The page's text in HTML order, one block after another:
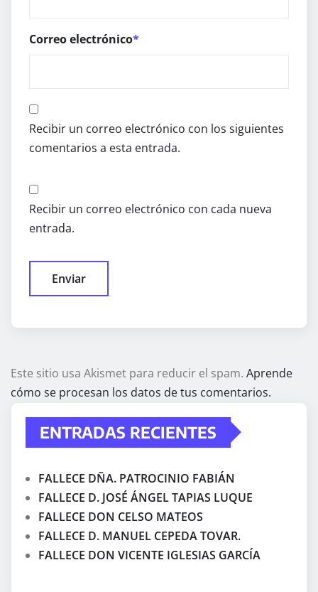
Correo electrónico*
Recibir un correo electrónico con los siguientes
comentarios a esta entrada.
Recibir un correo electrónico con cada nueva
entrada.
Este sitio usa Akismet para reducir el spam. Aprende
cómo se procesan los datos de tus comentarios.
ENTRADAS RECIENTES
FALLECE DÑA. PATROCINIO FABIÁN
FALLECE D. JOSÉ ÁNGEL TAPIAS LUQUE
FALLECE DON CELSO MATEOS
FALLECE D. MANUEL CEPEDA TOVAR.
FALLECE DON VICENTE IGLESIAS GARCÍA